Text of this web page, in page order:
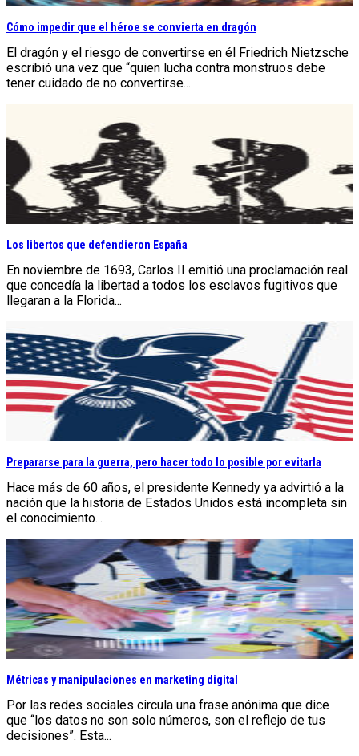
Cómo impedir que el héroe se convierta en dragón
El dragón y el riesgo de convertirse en él Friedrich Nietzsche
escribió una vez que “quien lucha contra monstruos debe
tener cuidado de no convertirse...
Los libertos que defendieron España
En noviembre de 1693, Carlos II emitió una proclamación real
que concedía la libertad a todos los esclavos fugitivos que
llegaran a la Florida...
Prepararse para la guerra, pero hacer todo lo posible por evitarla
Hace más de 60 años, el presidente Kennedy ya advirtió a la
nación que la historia de Estados Unidos está incompleta sin
el conocimiento...
Métricas y manipulaciones en marketing digital
Por las redes sociales circula una frase anónima que dice
que “los datos no son solo números, son el reflejo de tus
decisiones”. Esta...